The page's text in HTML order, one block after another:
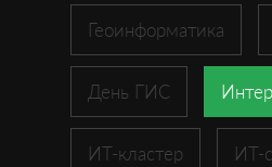
Геоинформатика
День ГИС
ИТ-кластер ИТ-